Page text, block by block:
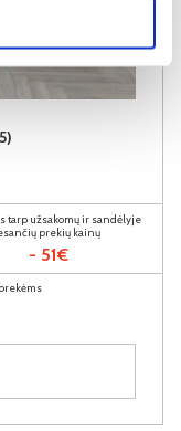
tarp užsakomų ir sandėlyje
prekių kainų
- 51€